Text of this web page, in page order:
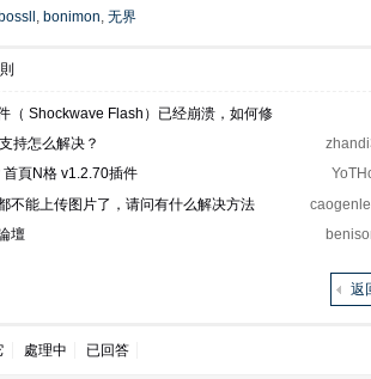
bossll , bonimon, 无界
（ Shockwave Flash）已经崩溃，如何修
持怎么解决？
頁N格 v1.2.70插件
不能上传图片了，请问有什么解决方法
壇
返
處理中 已回答